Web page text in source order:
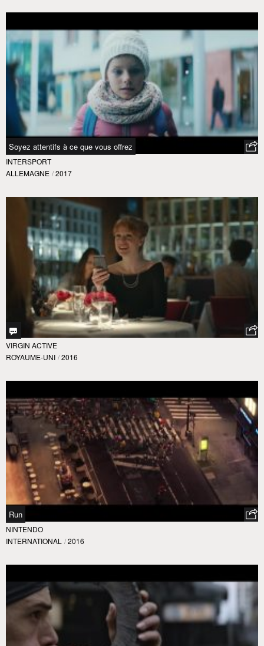
Soyez attentifs à ce que vous offrez
INTERSPORT
ALLEMAGNE / 2017
VIRGIN ACTIVE
ROYAUME-UNI / 2016
Run
NINTENDO
INTERNATIONAL / 2016